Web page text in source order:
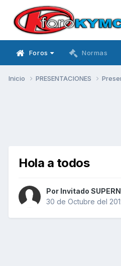
Foros Normas
Inicio PRESENTACIONES
Hola a todos
Por Invitado
30 de Octubre del